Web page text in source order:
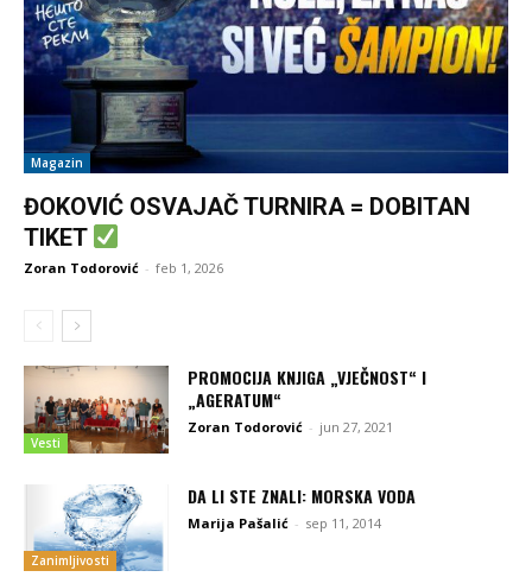
Magazin
ĐOKOVIĆ OSVAJAČ TURNIRA = DOBITAN
TIKET
Zoran Todorović - feb 1, 2026
Vesti
PROMOCIJA KNJIGA „VJEČNOST“ I
„AGERATUM“
Zoran Todorović - jun 27, 2021
Zanimljivosti
DA LI STE ZNALI: MORSKA VODA
Marija Pašalić - sep 11, 2014